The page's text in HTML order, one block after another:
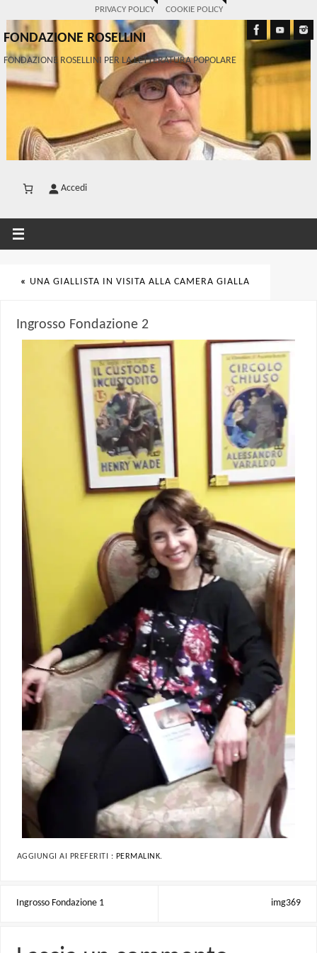
PRIVACY POLICY COOKIE POLICY
FONDAZIONE ROSELLINI
FONDAZIONE ROSELLINI PER LA LETTERATURA POPOLARE
Accedi
« UNA GIALLISTA IN VISITA ALLA CAMERA GIALLA
Ingrosso Fondazione 2
AGGIUNGI AI PREFERITI : PERMALINK.
Ingrosso Fondazione 1 img369